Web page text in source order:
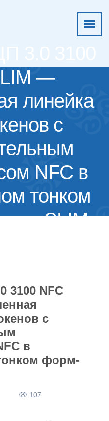
—
линейка
с
NFC в
тонком
SLIM
3100 NFC
с
в
форм-
107